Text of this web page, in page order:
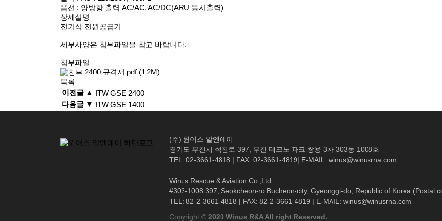
옵션 : 양방향 출력 AC/AC, AC/DC(ARU 동시출력)
상세설명
전기식 전원공급기
세부사양은 첨부파일을 참고 바랍니다.
첨부파일
2400 규격서.pdf(1.2M)
목록
이전글 ▲ ITW GSE 2400
다음글 ▼ ITW GSE 1400
(주) 윈어스 알엔에이
경기도 부천시 석천로 397, 부천 테크노 파크 쌍용 3차 303동 1008호
TEL: 02-3661-4818 | FAX: 02-3661-4819| E-MAIL: winus@winusrna.com
Winus Rescue & Aviation Co.,Ltd.
#303-1008 397, Seokcheon-ro Bucheon-city, Gyeonggi-do, Republic of Korea (Postal
TEL: 82-2-3661-4818 | FAX: 82-2-3661-4819 | E-MAIL: winus@winusrna.com
Copyright © 2020 Winus R&A All right Reserved.